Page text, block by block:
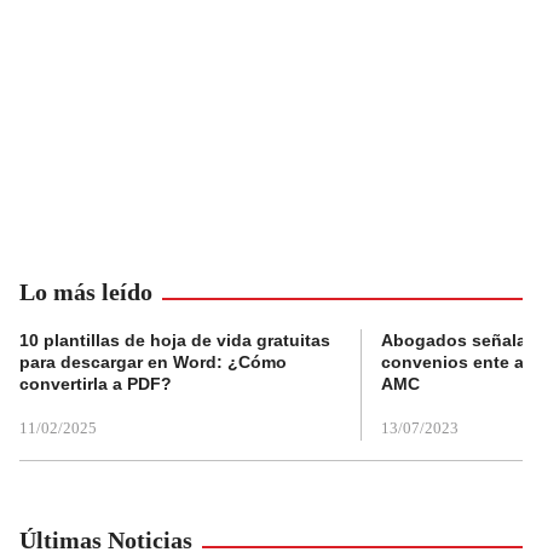
Lo más leído
10 plantillas de hoja de vida gratuitas
para descargar en Word: ¿Cómo
convertirla a PDF?
11/02/2025
Abogados
convenios ente
AMC
13/07/2023
Últimas Noticias